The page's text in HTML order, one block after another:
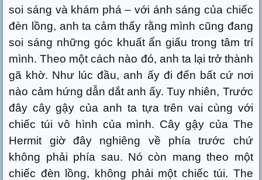
soi sáng và khám phá – với ánh sáng của chiếc
đèn lồng, anh ta cảm thấy rằng mình cũng đang
soi sáng những góc khuất ẩn giấu trong tâm trí
mình. Theo một cách nào đó, anh ta lại trở thành
gã khờ. Như lúc đầu, anh ấy đi đến bất cứ nơi
nào cảm hứng dẫn dắt anh ấy. Tuy nhiên, Trước
đây cây gậy của anh ta tựa trên vai cùng với
chiếc túi vô hình của mình. Cây gậy của The
Hermit giờ đây nghiêng về phía trước chứ
không phải phía sau. Nó còn mang theo một
chiếc đèn lồng, không phải một chiếc túi. The